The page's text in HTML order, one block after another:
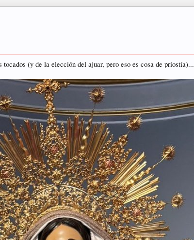
(y de la elección del ajuar, pero eso es cosa de priostía)...